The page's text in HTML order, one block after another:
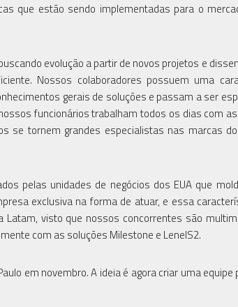
que estão sendo implementadas para o
evolução a partir de novos projetos e
Nossos colaboradores possuem uma
gerais de soluções e passam a ser
funcionários trabalham todos os dias com
se tornem grandes especialistas nas marcas
pelas unidades de negócios dos EUA que
exclusiva na forma de atuar, e essa
Latam, visto que nossos concorrentes são
com as soluções Milestone e LenelS2.
em novembro. A ideia é agora criar uma equipe